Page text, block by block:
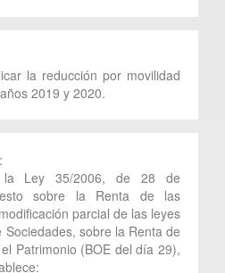
la reducción por movilidad
2019 y 2020.
Ley 35/2006, de 28 de
sobre la Renta de las
parcial de las leyes
sobre la Renta de
Patrimonio (BOE del día 29),